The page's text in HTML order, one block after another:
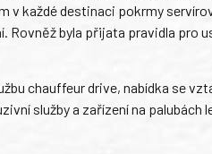
v každé destinaci pokrmy
Rovněž byla přijata pravidla pro
chauffeur drive, nabídka se
služby a zařízení na palubách